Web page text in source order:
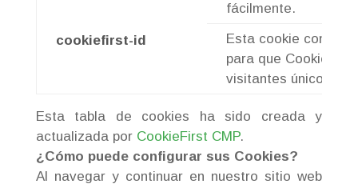
fácilmente.
cookiefirst-id
Esta cookie
para que
visitantes únicos de
Esta tabla de cookies ha sido creada y
actualizada por CookieFirst CMP.
¿Cómo puede configurar sus Cookies?
Al navegar y continuar en nuestro sitio web